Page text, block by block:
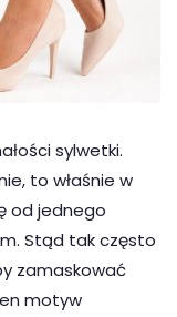
sylwetki.
to właśnie w
od jednego
Stąd tak często
zamaskować
motyw